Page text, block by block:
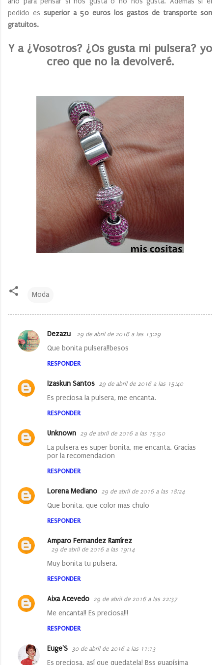
pedido es superior a 50 euros los gastos de transporte son
gratuitos.
Y a ¿Vosotros? ¿Os gusta mi pulsera? yo
creo que no la devolveré.
Moda
C
e
n
r
Dezazu 29 de abril de 2016 a las 13:29
Que bonita pulsera!!besos
RESPONDER
Izaskun Santos 29 de abril de 2016 a las 15:40
Es preciosa la pulsera, me encanta.
RESPONDER
Unknown 29 de abril de 2016 a las 15:50
La pulsera es super bonita, me encanta. Gracias
por la recomendacion
RESPONDER
Lorena Mediano 29 de abril de 2016 a las 18:24
Que bonita, que color mas chulo
RESPONDER
Amparo Fernandez Ramírez
29 de abril de 2016 a las 19:14
Muy bonita tu pulsera.
RESPONDER
Aixa Acevedo 29 de abril de 2016 a las 22:37
Me encanta!! Es preciosa!!!
RESPONDER
Euge'S 30 de abril de 2016 a las 11:13
Es preciosa, así que quedatela! Bss guapísima